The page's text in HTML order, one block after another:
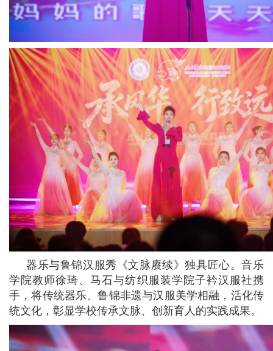
器乐与鲁锦汉服秀《文脉赓续》独具匠心。音乐
学院教师徐琦、马石与纺织服装学院子衿汉服社携
手，将传统器乐、鲁锦非遗与汉服美学相融，活化传
统文化，彰显学校传承文脉、创新育人的实践成果。